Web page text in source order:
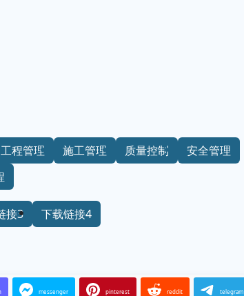
工程管理 施工管理 质量控制
安全管理
接3 下载链接4
messenger pinterest reddit telegram